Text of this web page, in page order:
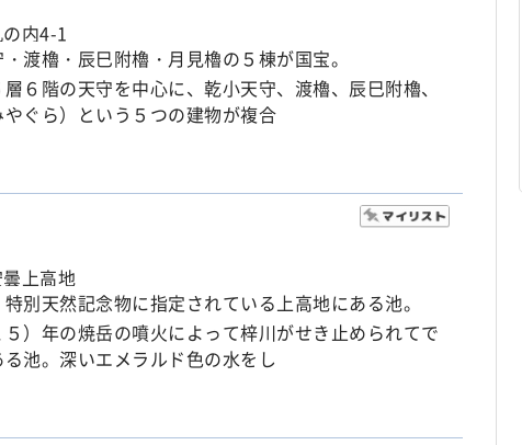
内4-1
渡櫓・辰巳附櫓・月見櫓の５棟が国宝。
６階の天守を中心に、乾小天守、渡櫓、辰巳附櫓、
ぐら）という５つの建物が複合
上高地
別天然記念物に指定されている上高地にある池。
）年の焼岳の噴火によって梓川がせき止められてで
池。深いエメラルド色の水をし